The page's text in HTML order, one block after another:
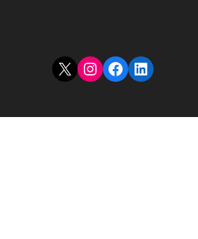
X Instagram
Facebook
LinkedIn